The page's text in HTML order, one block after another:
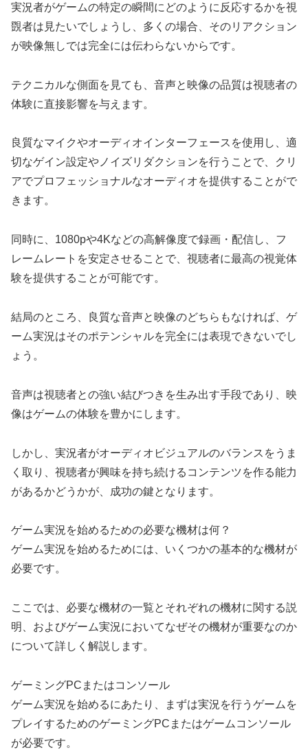
実況者がゲームの特定の瞬間にどのように反応するかを視
覴者は見たいでしょうし、多くの場合、そのリアクション
が映像無しでは完全には伝わらないからです。
テクニカルな側面を見ても、音声と映像の品質は視聴者の
体験に直接影響を与えます。
良質なマイクやオーディオインターフェースを使用し、適
切なゲイン設定やノイズリダクションを行うことで、クリ
アでプロフェッショナルなオーディオを提供することがで
きます。
同時に、1080pや4Kなどの高解像度で録画・配信し、フ
レームレートを安定させることで、視聴者に最高の視覚体
験を提供することが可能です。
結局のところ、良質な音声と映像のどちらもなければ、ゲ
ーム実況はそのポテンシャルを完全には表現できないでし
ょう。
音声は視聴者との強い結びつきを生み出す手段であり、映
像はゲームの体験を豊かにします。
しかし、実況者がオーディオビジュアルのバランスをうま
く取り、視聴者が興味を持ち続けるコンテンツを作る能力
があるかどうかが、成功の鍵となります。
ゲーム実況を始めるための必要な機材は何？
ゲーム実況を始めるためには、いくつかの基本的な機材が
必要です。
ここでは、必要な機材の一覧とそれぞれの機材に関する説
明、およびゲーム実況においてなぜその機材が重要なのか
について詳しく解説します。
ゲーミングPCまたはコンソール
ゲーム実況を始めるにあたり、まずは実況を行うゲームを
プレイするためのゲーミングPCまたはゲームコンソール
が必要です。